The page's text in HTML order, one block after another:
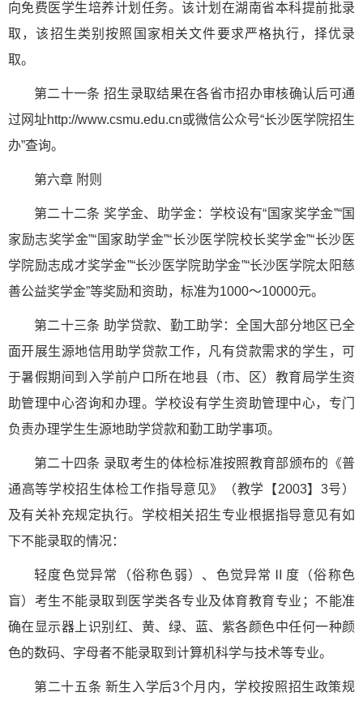
向免费医学生培养计划任务。该计划在湖南省本科提前批录
取，该招生类别按照国家相关文件要求严格执行，择优录
取。
第二十一条 招生录取结果在各省市招办审核确认后可通
过网址http://www.csmu.edu.cn或微信公众号“长沙医学院招生
办”查询。
第六章 附则
第二十二条 奖学金、助学金：学校设有“国家奖学金”“国
家励志奖学金”“国家助学金”“长沙医学院校长奖学金”“长沙医
学院励志成才奖学金”“长沙医学院助学金”“长沙医学院太阳慈
善公益奖学金”等奖励和资助，标准为1000～10000元。
第二十三条 助学贷款、勤工助学：全国大部分地区已全
面开展生源地信用助学贷款工作，凡有贷款需求的学生，可
于暑假期间到入学前户口所在地县（市、区）教育局学生资
助管理中心咨询和办理。学校设有学生资助管理中心，专门
负责办理学生生源地助学贷款和勤工助学事项。
第二十四条 录取考生的体检标准按照教育部颁布的《普
通高等学校招生体检工作指导意见》（教学【2003】3号）
及有关补充规定执行。学校相关招生专业根据指导意见有如
下不能录取的情况：
轻度色觉异常（俗称色弱）、色觉异常Ⅱ度（俗称色
盲）考生不能录取到医学类各专业及体育教育专业；不能准
确在显示器上识别红、黄、绿、蓝、紫各颜色中任何一种颜
色的数码、字母者不能录取到计算机科学与技术等专业。
第二十五条 新生入学后3个月内，学校按照招生政策规